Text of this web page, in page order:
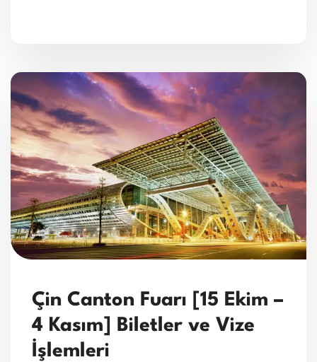
Çin Canton Fuarı [15 Ekim –
4 Kasım] Biletler ve Vize
İşlemleri